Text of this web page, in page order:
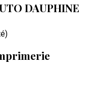
DAUPHINE